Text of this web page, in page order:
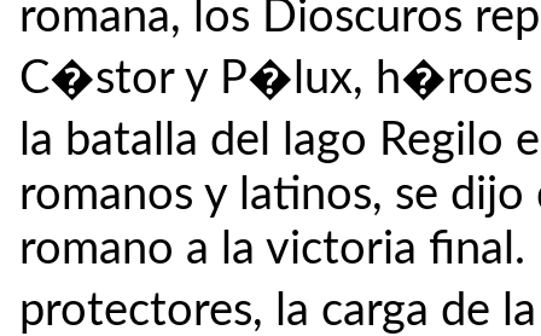
romana, los Dioscuros
C�stor y P�lux, h�roes
la batalla del lago
romanos y latinos, se
romano a la victoria final.
protectores, la carga de